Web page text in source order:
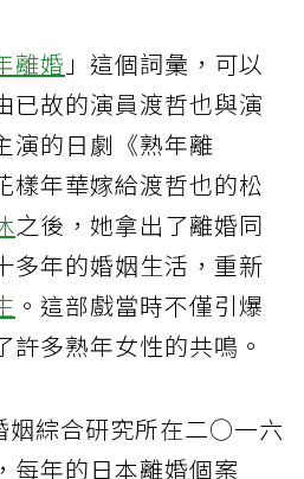
離婚 」這個詞彙，可以
故的演員渡哲也與演
演的日劇《熟年離
樣年華嫁給渡哲也的松
之後，她拿出了離婚同
多年的婚姻生活，重新
。這部戲當時不僅引爆
多熟年女性的共鳴。
姻綜合研究所在二○一六
每年的日本離婚個案